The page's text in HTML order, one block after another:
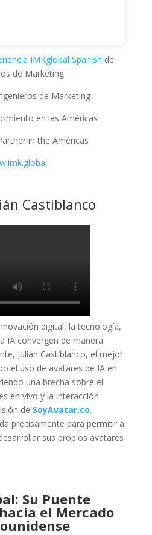
IMKglobal Spanish de
de Marketing
de Marketing
en las Américas
in the Américas
Castiblanco
digital, la tecnología,
IA convergen de manera
Julián Castiblanco, el mejor
el uso de avatares de IA en
una brecha sobre el
en vivo y la interacción
de SoyAvatar.co.
precisamente para permitir a
sus propios avatares
Su Puente
el Mercado